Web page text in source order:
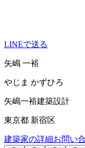
LINEで送る
矢嶋 一裕
やじま かずひろ
矢嶋一裕建築設計
東京都 新宿区
建築家の詳細お問い